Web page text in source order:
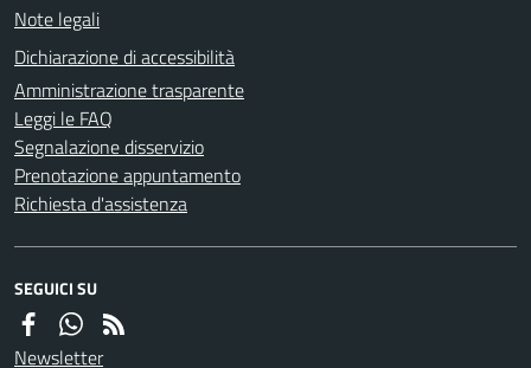
Note legali
Dichiarazione di accessibilità
Amministrazione trasparente
Leggi le FAQ
Segnalazione disservizio
Prenotazione appuntamento
Richiesta d'assistenza
SEGUICI SU
Newsletter